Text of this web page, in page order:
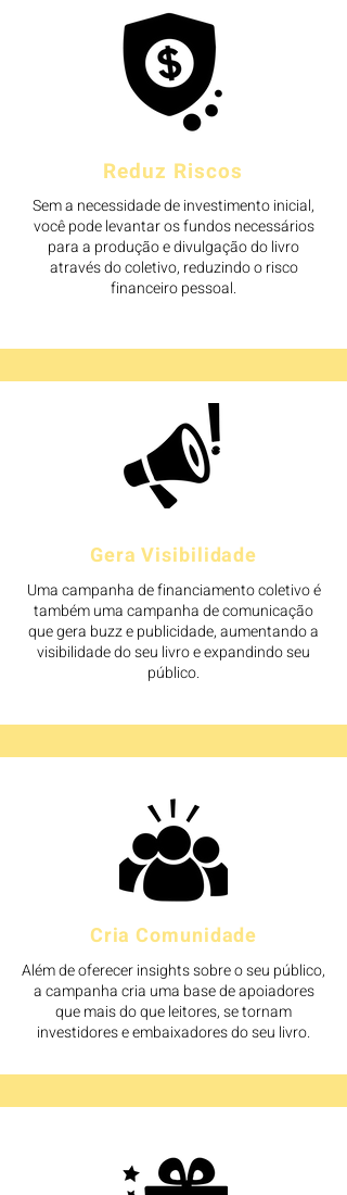
Reduz Riscos
Sem a necessidade de investimento inicial,
você pode levantar os fundos necessários
para a produção e divulgação do livro
através do coletivo, reduzindo o risco
financeiro pessoal.
Gera Visibilidade
Uma campanha de financiamento coletivo é
também uma campanha de comunicação
que gera buzz e publicidade, aumentando a
visibilidade do seu livro e expandindo seu
público.
Cria Comunidade
Além de oferecer insights sobre o seu público,
a campanha cria uma base de apoiadores
que mais do que leitores, se tornam
investidores e embaixadores do seu livro.